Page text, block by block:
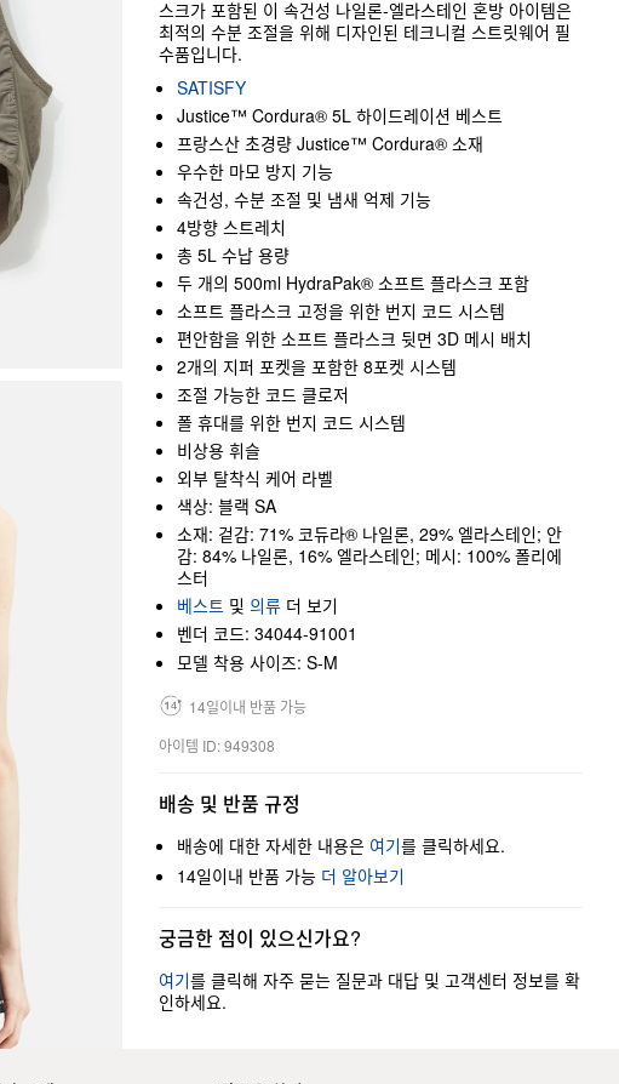
스크가 포함된 이 속건성 나일론-엘라스테인 혼방 아이템은
최적의 수분 조절을 위해 디자인된 테크니컬 스트릿웨어 필
수품입니다.
SATISFY
Justice™ Cordura® 5L 하이드레이션 베스트
프랑스산 초경량 Justice™ Cordura® 소재
우수한 마모 방지 기능
속건성, 수분 조절 및 냄새 억제 기능
4방향 스트레치
총 5L 수납 용량
두 개의 500ml HydraPak® 소프트 플라스크 포함
소프트 플라스크 고정을 위한 번지 코드 시스템
편안함을 위한 소프트 플라스크 뒷면 3D 메시 배치
2개의 지퍼 포켓을 포함한 8포켓 시스템
조절 가능한 코드 클로저
폴 휴대를 위한 번지 코드 시스템
비상용 휘슬
외부 탈착식 케어 라벨
색상: 블랙 SA
소재: 겉감: 71% 코듀라® 나일론, 29% 엘라스테인; 안
감: 84% 나일론, 16% 엘라스테인; 메시: 100% 폴리에
스터
베스트 및 의류 더 보기
벤더 코드: 34044-91001
모델 착용 사이즈: S-M
14일이내 반품 가능
아이템 ID: 949308
배송 및 반품 규정
배송에 대한 자세한 내용은 여기를 클릭하세요.
14일이내 반품 가능 더 알아보기
궁금한 점이 있으신가요?
여기를 클릭해 자주 묻는 질문과 대답 및 고객센터 정보를 확
인하세요.